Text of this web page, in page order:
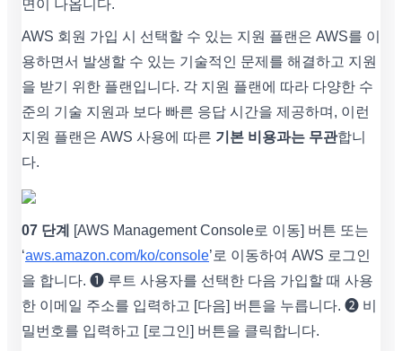
면이 나옵니다.
AWS 회원 가입 시 선택할 수 있는 지원 플랜은 AWS를 이
용하면서 발생할 수 있는 기술적인 문제를 해결하고 지원
을 받기 위한 플랜입니다. 각 지원 플랜에 따라 다양한 수
준의 기술 지원과 보다 빠른 응답 시간을 제공하며, 이런
지원 플랜은 AWS 사용에 따른 기본 비용과는 무관합니
다.
07 단계
[AWS Management Console로 이동] 버튼 또는
‘aws.amazon.com/ko/console’로 이동하여 AWS 로그인
을 합니다. ➊ 루트 사용자를 선택한 다음 가입할 때 사용
한 이메일 주소를 입력하고 [다음] 버튼을 누릅니다. ➋ 비
밀번호를 입력하고 [로그인] 버튼을 클릭합니다.